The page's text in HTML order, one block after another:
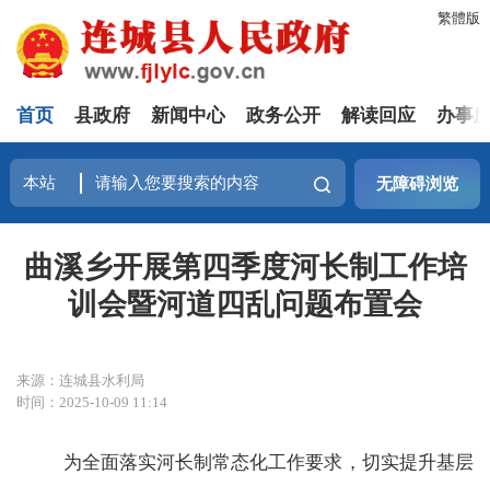
繁體版
首页 县政府 新闻中心 政务公开 解读回应 办事
无障碍浏览
曲溪乡开展第四季度河长制工作培
训会暨河道四乱问题布置会
来源：连城县水利局
时间：2025-10-09 11:14
为全面落实河长制常态化工作要求，切实提升基层